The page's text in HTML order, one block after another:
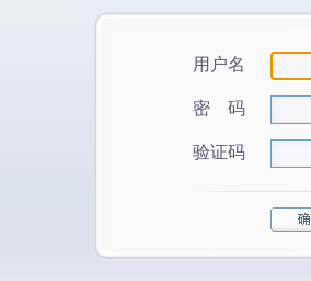
用户名
密 码
验证码